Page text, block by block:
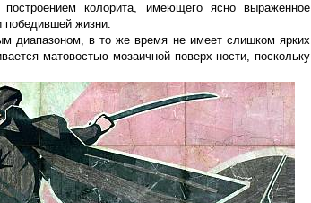
колорита, имеющего ясно выраженное
победившей жизни.
диапазоном, в то же время не имеет слишком ярких
матовостью мозаичной поверх-ности, поскольку